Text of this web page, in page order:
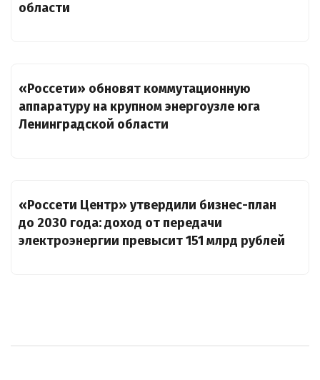
области
«Россети» обновят коммутационную
аппаратуру на крупном энергоузле юга
Ленинградской области
«Россети Центр» утвердили бизнес-план
до 2030 года: доход от передачи
электроэнергии превысит 151 млрд рублей